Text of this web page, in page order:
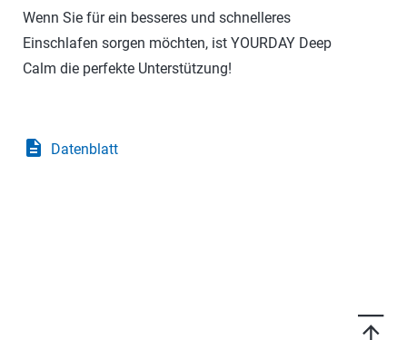
Wenn Sie für ein besseres und schnelleres
Einschlafen sorgen möchten, ist YOURDAY Deep
Calm die perfekte Unterstützung!
description Datenblatt